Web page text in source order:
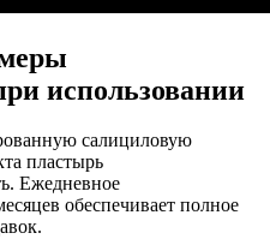
использовании
салициловую
пластырь
Ежедневное
обеспечивает полное